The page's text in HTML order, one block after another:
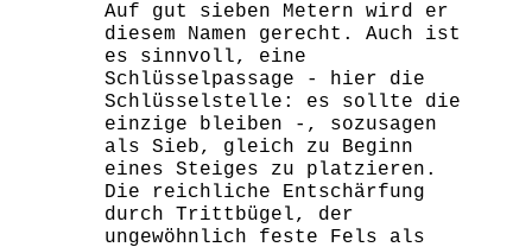
Auf gut sieben Metern wird er
diesem Namen gerecht. Auch ist
es sinnvoll, eine
Schlüsselpassage - hier die
Schlüsselstelle: es sollte die
einzige bleiben -, sozusagen
als Sieb, gleich zu Beginn
eines Steiges zu platzieren.
Die reichliche Entschärfung
durch Trittbügel, der
ungewöhnlich feste Fels als